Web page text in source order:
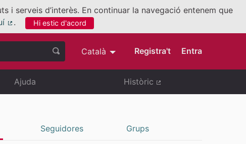
serveis d’interès. En continuar la navegació entenem que
(Enllaç extern)
. Hi estic d'acord
Català Triar la llengua Elegir el idioma
Registra't Entra
Ajuda
Històric
Seguidores Grups